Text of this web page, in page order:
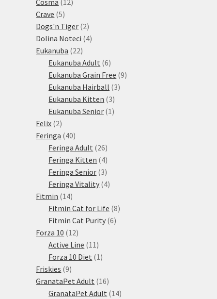
Crave 55
produktů
Dogs'n Tiger 22
produkty
Dolina Noteci 44
Eukanuba 2222
produktů
Eukanuba Adult 66
produktů
Eukanuba Grain Free 99
Eukanuba Hairball 33
Eukanuba Kitten 33
produkty
Eukanuba Senior 1 1
Felix 22
produkty
Feringa 4040
produktů
Feringa Adult 2626
produktů
Feringa Kitten 44
produkty
Feringa Senior 33
produkty
Feringa Vitality 44
Fitmin 1414
produktů
Fitmin Cat for Life 88
Fitmin Cat Purity 66
Forza 10 1212
produktů
Active Line 11 11
produktů
Forza 10 Diet 1 1
Friskies 99
produktů
GranataPet Adult 1616
produktů
GranataPet Adult 1414